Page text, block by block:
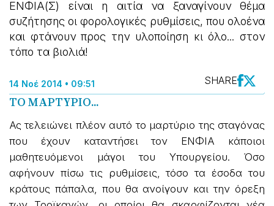
ΕΝΦΙΑ(Σ) είναι η αιτία να ξαναγίνουν θέμα
συζήτησης οι φορολογικές ρυθμίσεις, που ολοένα
και φτάνουν προς την υλοποίηση κι όλο... στον
τόπο τα βιολιά!
14 Νοέ 2014 • 09:51 SHARE
ΤΟ ΜΑΡΤΥΡΙΟ...
Ας τελειώνει πλέον αυτό το μαρτύριο της σταγόνας
που έχουν καταντήσει τον ΕΝΦΙΑ κάποιοι
μαθητευόμενοι μάγοι του Υπουργείου. Όσο
αφήνουν πίσω τις ρυθμίσεις, τόσο τα έσοδα του
κράτους πάπαλα, που θα ανοίγουν και την όρεξη